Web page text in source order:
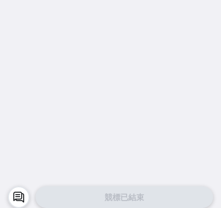
競標已結束